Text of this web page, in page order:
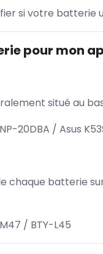
si votre
pour mon
situé au
20DBA / Asus
chaque batterie
/ BTY-L45